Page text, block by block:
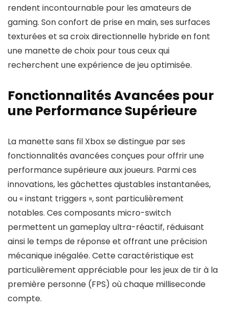
rendent incontournable pour les amateurs de
gaming. Son confort de prise en main, ses surfaces
texturées et sa croix directionnelle hybride en font
une manette de choix pour tous ceux qui
recherchent une expérience de jeu optimisée.
Fonctionnalités Avancées pour
une Performance Supérieure
La manette sans fil Xbox se distingue par ses
fonctionnalités avancées conçues pour offrir une
performance supérieure aux joueurs. Parmi ces
innovations, les gâchettes ajustables instantanées,
ou « instant triggers », sont particulièrement
notables. Ces composants micro-switch
permettent un gameplay ultra-réactif, réduisant
ainsi le temps de réponse et offrant une précision
mécanique inégalée. Cette caractéristique est
particulièrement appréciable pour les jeux de tir à la
première personne (FPS) où chaque milliseconde
compte.